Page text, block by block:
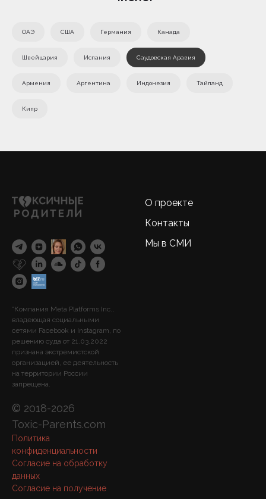
ОАЭ США Германия Канада
Швейцария Испания Саудовская Аравия
Армения Аргентина Индонезия Тайланд
Кипр
*Компания Meta Platforms Inc.,
владеющая социальными
сетями Facebook и Instagram, по
решению суда от 21.03.2022
признана экстремистской
организацией, ее деятельность
на территории России
запрещена.
© 2018-2026
Toxic-Parents.com
Политика
конфиденциальности
Согласие на обработку
данных
Согласие на получение
О проекте
Контакты
Мы в СМИ